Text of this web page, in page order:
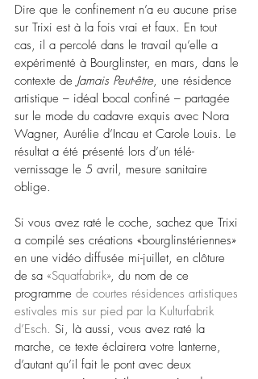
Dire que le confinement n’a eu aucune prise
sur Trixi est à la fois vrai et faux. En tout
cas, il a percolé dans le travail qu’elle a
expérimenté à Bourglinster, en mars, dans le
contexte de Jamais Peut-être, une résidence
artistique – idéal bocal confiné – partagée
sur le mode du cadavre exquis avec Nora
Wagner, Aurélie d’Incau et Carole Louis. Le
résultat a été présenté lors d’un télé-
vernissage le 5 avril, mesure sanitaire
oblige.
Si vous avez raté le coche, sachez que Trixi
a compilé ses créations «bourglinstériennes»
en une vidéo diffusée mi-juillet, en clôture
de sa «Squatfabrik», du nom de ce
programme de courtes résidences artistiques
estivales mis sur pied par la Kulturfabrik
d’Esch. Si, là aussi, vous avez raté la
marche, ce texte éclairera votre lanterne,
d’autant qu’il fait le pont avec deux